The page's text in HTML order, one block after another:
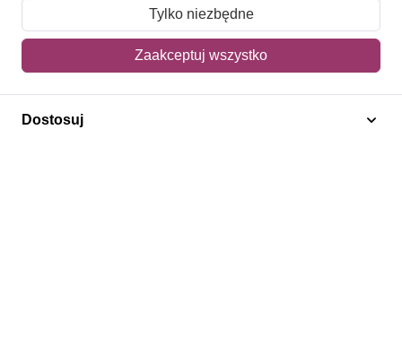
Polska 2005 Mi per zf 4195 Fi 4045 Czyste **
12,00 zł
Dodaj do koszyka
Tylko niezbędne
Zaakceptuj wszystko
Dostosuj